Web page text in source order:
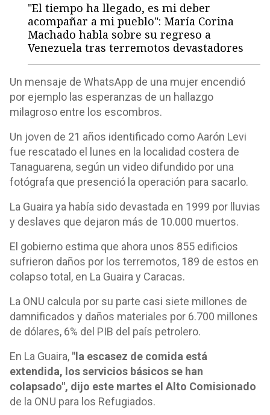
"El tiempo ha llegado, es mi deber
acompañar a mi pueblo": María Corina
Machado habla sobre su regreso a
Venezuela tras terremotos devastadores
Un mensaje de WhatsApp de una mujer encendió
por ejemplo las esperanzas de un hallazgo
milagroso entre los escombros.
Un joven de 21 años identificado como Aarón Levi
fue rescatado el lunes en la localidad costera de
Tanaguarena, según un video difundido por una
fotógrafa que presenció la operación para sacarlo.
La Guaira ya había sido devastada en 1999 por lluvias
y deslaves que dejaron más de 10.000 muertos.
El gobierno estima que ahora unos 855 edificios
sufrieron daños por los terremotos, 189 de estos en
colapso total, en La Guaira y Caracas.
La ONU calcula por su parte casi siete millones de
damnificados y daños materiales por 6.700 millones
de dólares, 6% del PIB del país petrolero.
En La Guaira, "la escasez de comida está
extendida, los servicios básicos se han
colapsado", dijo este martes el Alto Comisionado
de la ONU para los Refugiados.